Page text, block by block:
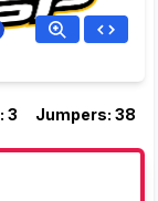
3 Jumpers: 38